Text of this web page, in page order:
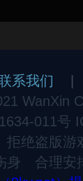
系我们
WanXin
011号
拒绝盗版
身 合理安